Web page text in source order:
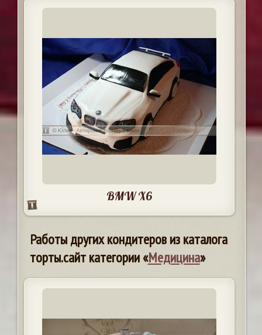
BMW X6
Работы других кондитеров из каталога
торты.сайт категории «Медицина»